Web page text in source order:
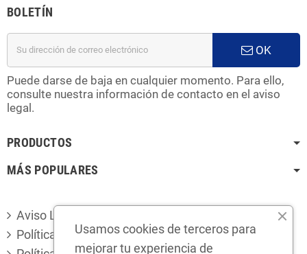
BOLETÍN
OK
Puede darse de baja en cualquier momento. Para ello,
consulte nuestra información de contacto en el aviso
legal.
PRODUCTOS
MÁS POPULARES
Aviso Legal
Política de privacidadUsamos cookies de terceros para
mejorar tu experiencia de